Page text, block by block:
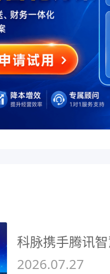
科脉携手腾讯
2026.07.27